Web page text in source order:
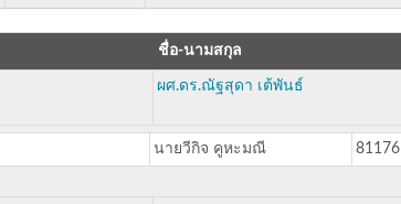
ชื่อ-นามสกุล
ผศ.ดร.ณัฐสุดา เต้พันธ์
นายวีกิจ คูหะมณี 81176